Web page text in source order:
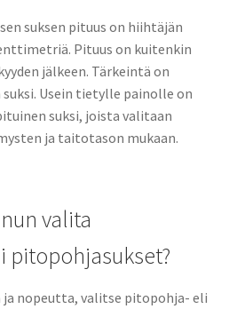
suksen pituus on hiihtäjän
Pituus on kuitenkin
jälkeen. Tärkeintä on
Usein tietylle painolle on
suksi, joista valitaan
ja taitotason mukaan.
valita
pitopohjasukset?
nopeutta, valitse pitopohja- eli